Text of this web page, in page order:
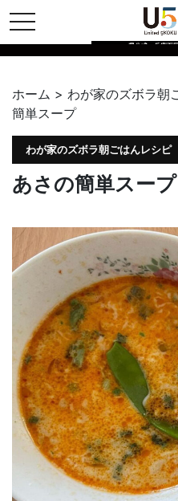
toggle navigation
県公式・兵庫五
ホーム > わが家のズボラ朝
簡単スープ
わが家のズボラ朝ごはんレシピ
あさの簡単スープ